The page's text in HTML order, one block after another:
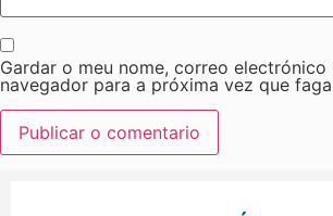
Gardar o meu nome, correo electrónico
navegador para a próxima vez que